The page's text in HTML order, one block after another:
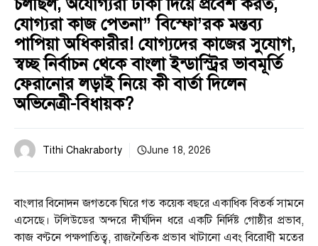
চলছিল, অযোগ্যরা টাকা দিয়ে প্রবেশ করত,
যোগ্যরা কাজ পেতনা” বিস্ফো’রক মন্তব্য
পাপিয়া অধিকারীর! যোগ্যদের কাজের সুযোগ,
স্বচ্ছ নির্বাচন থেকে বাংলা ইন্ডাস্ট্রির ভাবমূর্তি
ফেরানোর লড়াই নিয়ে কী বার্তা দিলেন
অভিনেত্রী-বিধায়ক?
Tithi Chakraborty June 18, 2026
বাংলার বিনোদন জগতকে ঘিরে গত কয়েক বছরে একাধিক বিতর্ক সামনে
এসেছে। টলিউডের অন্দরে দীর্ঘদিন ধরে একটি নির্দিষ্ট গোষ্ঠীর প্রভাব,
কাজ বণ্টনে পক্ষপাতিত্ব, রাজনৈতিক প্রভাব খাটানো এবং বিরোধী মতের